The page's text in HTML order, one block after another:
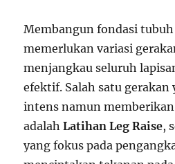
Membangun fondasi
memerlukan variasi
menjangkau seluruh
efektif. Salah satu gerakan
intens namun
adalahLatihan Leg Raise,
yang fokus pada